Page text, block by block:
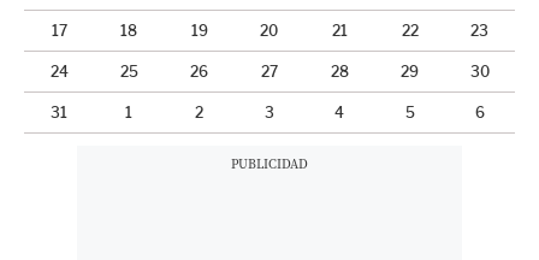
17 18 19 20 21 22 23
24 25 26 27 28 29 30
31 1 2 3 4 5 6